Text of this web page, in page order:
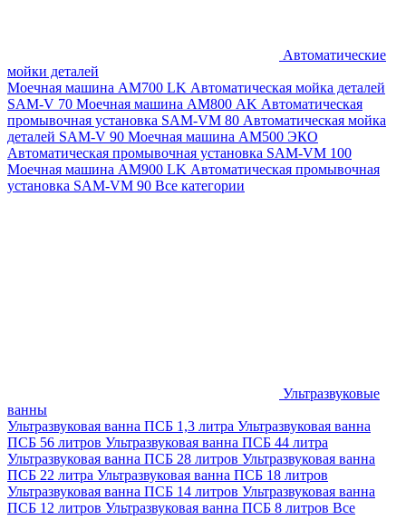
Автоматические
мойки деталей
Моечная машина AM700 LK Автоматическая мойка деталей
SAM-V 70 Моечная машина АМ800 AK Автоматическая
промывочная установка SAM-VM 80 Автоматическая мойка
деталей SAM-V 90 Моечная машина АМ500 ЭКО
Автоматическая промывочная установка SAM-VM 100
Моечная машина AM900 LK Автоматическая промывочная
установка SAM-VM 90 Все категории
Ультразвуковые
ванны
Ультразвуковая ванна ПСБ 1,3 литра Ультразвуковая ванна
ПСБ 56 литров Ультразвуковая ванна ПСБ 44 литра
Ультразвуковая ванна ПСБ 28 литров Ультразвуковая ванна
ПСБ 22 литра Ультразвуковая ванна ПСБ 18 литров
Ультразвуковая ванна ПСБ 14 литров Ультразвуковая ванна
ПСБ 12 литров Ультразвуковая ванна ПСБ 8 литров Все